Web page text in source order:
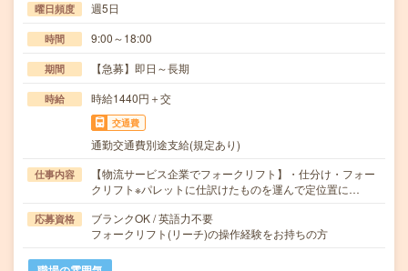
曜日頻度 週5日
時間 9:00～18:00
期間 【急募】即日～長期
時給 時給1440円＋交
交通費
通勤交通費別途支給(規定あり)
仕事内容
【物流サービス企業でフォークリフト】・仕分け・フォー
クリフト※パレットに仕訳けたものを運んで定位置に…
応募資格
ブランクOK / 英語力不要
フォークリフト(リーチ)の操作経験をお持ちの方